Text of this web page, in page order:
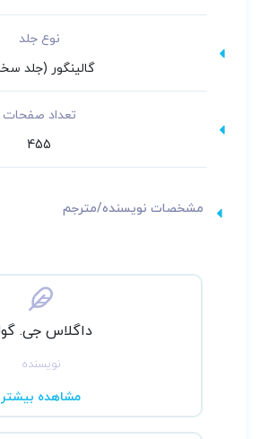
نوع جلد
گالینگور (جلد
تعداد صفحات
455
مشخصات نویسنده/مترجم
داگلاس جی.
نویسنده
مشاهده بیشتر